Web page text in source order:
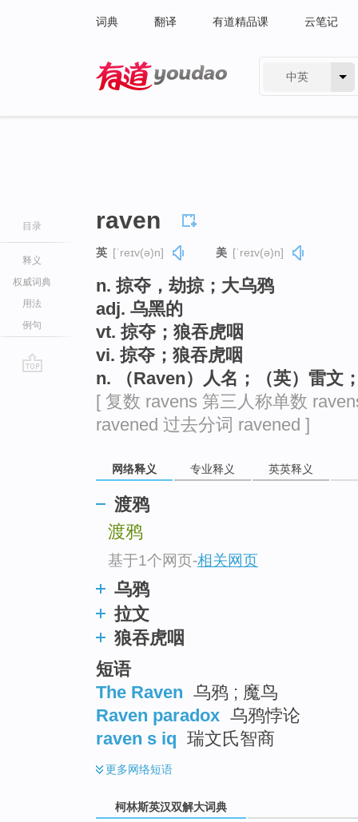
词典 翻译 有道精品课 云笔记
中英
目录
释义
权威词典
用法
例句
raven
英 [ˈreɪv(ə)n] 美 [ˈreɪv(ə)n]
n. 掠夺，劫掠；大乌鸦
adj. 乌黑的
vt. 掠夺；狼吞虎咽
vi. 掠夺；狼吞虎咽
n. （Raven）人名；（英）雷文
[ 复数 ravens 第三人称单数
ravened 过去分词 ravened ]
网络释义 专业释义 英英释义
渡鸦
渡鸦
基于1个网页-相关网页
乌鸦
拉文
狼吞虎咽
短语
The Raven 乌鸦 ; 魔鸟
Raven paradox 乌鸦悖论
raven s iq 瑞文氏智商
更多网络短语
柯林斯英汉双解大词典